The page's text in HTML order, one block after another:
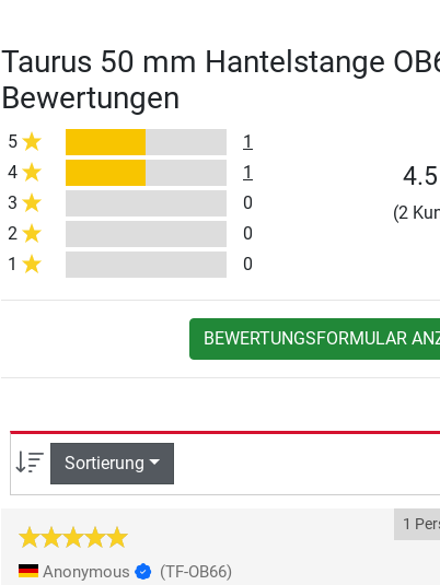
Taurus 50 mm Hantelstange
Bewertungen
5
1
4
1
3
0
2
0
1
0
4.5
(2
BEWERTUNGSFORMULAR
Sortierung
1
Anonymous (TF-OB66)